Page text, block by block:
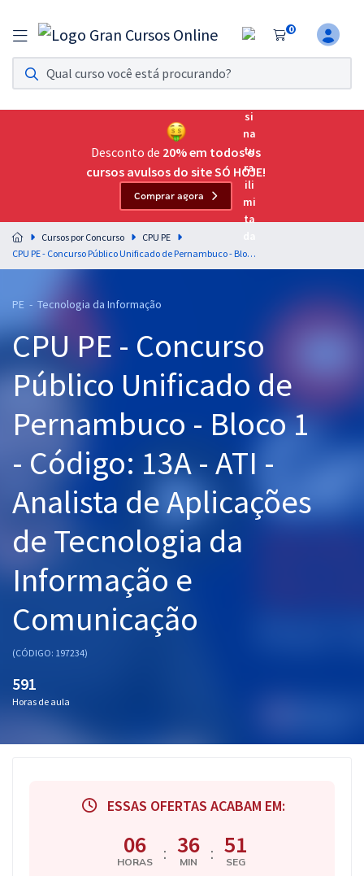
0
Assinatura Ilimitada 11
Acesso a todos os cursos. Teste grátis por 7 dias!
Assinatura OAB Até Passar
Acesso ilimitado a toda preparação para o Exame da
Residências Multiprofissionais
Preparação completa e intensiva para as principais
residências em saúde do Brasil
Cursos 20% OFF
Pós
Graduação
OAB
Mentorias
Questões grátis
Conteúdo gratuito
Aprovados
Desconto de 20% em todos os
cursos avulsos do site SÓ HOJE!
Comprar agora
Cursos por Concurso
CPU PE
CPU PE - Concurso Público Unificado de Pernambuco - Bloco 1 - Código: 13A - ATI - Analista de Aplicações de Tecnologia da Informação e Comunicação
PE - Tecnologia da Informação
CPU PE - Concurso
Público Unificado de
Pernambuco - Bloco 1
- Código: 13A - ATI -
Analista de Aplicações
de Tecnologia da
Informação e
Comunicação
(CÓDIGO: 197234)
591
Horas de aula
ESSAS OFERTAS ACABAM EM:
06
HORAS : 36
MIN : 50
SEG